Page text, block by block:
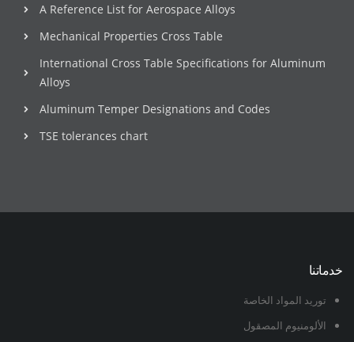
A Reference List for Aerospace Alloys
Mechanical Properties Cross Table
International Cross Table Specifications for Aluminum
Alloys
Aluminum Temper Designations and Codes
TSE tolerances chart
خدماتنا
توريد المواد الخاصة
الألومنيوم المصقول